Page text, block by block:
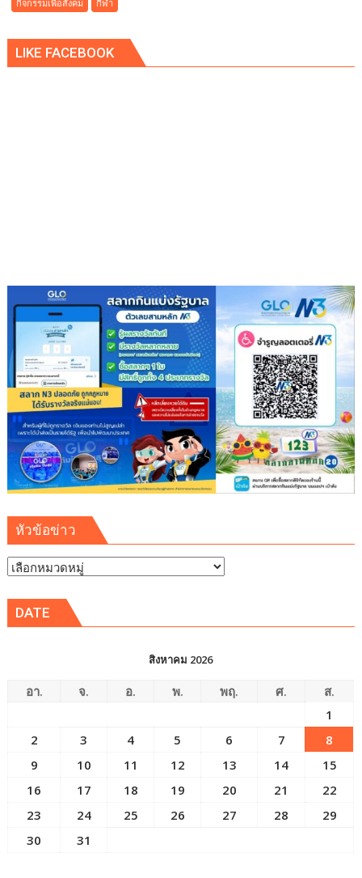
แข่งขัน
ยา
เสพ
ติด
กิจกรรมเพื่อสังคม กีฬา
LIKE FACEBOOK
หัวข้อข่าว
หัวข้อ
DATE
สิงหาคม 2026
อา. จ. อ. พ. พฤ. ศ.
ส.
1
2
3 4 5 6 7
8
9
10 11 12 13 14
15
16
17 18 19 20 21
22
23
24 25 26 27 28
29
30
31